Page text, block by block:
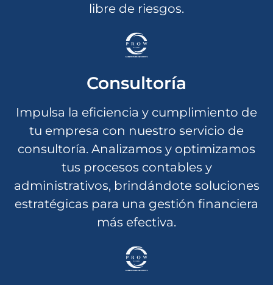
libre de riesgos.
Consultoría
Impulsa la eficiencia y cumplimiento de
tu empresa con nuestro servicio de
consultoría. Analizamos y optimizamos
tus procesos contables y
administrativos, brindándote soluciones
estratégicas para una gestión financiera
más efectiva.